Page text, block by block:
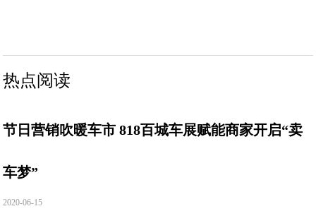
热点阅读
节日营销吹暖车市 818百城车展赋能商家开启“卖
车梦”
2020-06-15